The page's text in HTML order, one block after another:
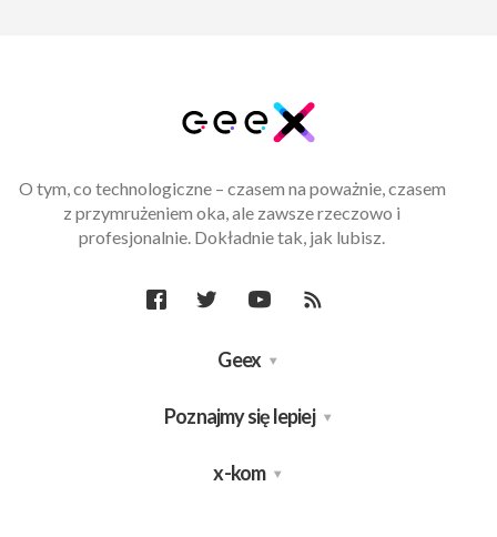
O tym, co technologiczne – czasem na poważnie, czasem
z przymrużeniem oka, ale zawsze rzeczowo i
profesjonalnie. Dokładnie tak, jak lubisz.
Geex
Poznajmy się lepiej
x-kom